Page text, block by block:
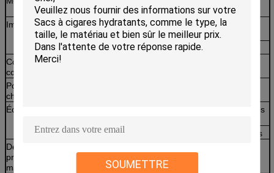
SOUMETTRE
importante, moins c'est cher ^0^ ^0^
Impression
Impression intérieure en héliogravure CMJN
(jusqu'à 10 couleurs)
Format de fichier : fichier AI / PDF / EPS / CDR
Conditions
commerciales
Port de
chargement
Échantillons
Des échantillons simples et imprimés peuvent vous
Délai de fabrication des échantillons de 3 à 7 jours
Délai de
production de
masse
de votre commande)